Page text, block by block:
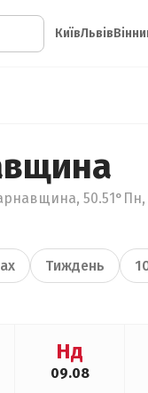
КиївЛьвів
50.51°Пн,
Тиждень
Нд
09.08